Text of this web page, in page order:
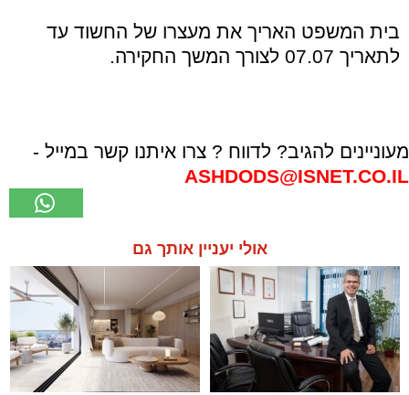
בית המשפט האריך את מעצרו של החשוד עד
לתאריך 07.07 לצורך המשך החקירה.
מעוניינים להגיב? לדווח ? צרו איתנו קשר במייל -
ASHDODS@ISNET.CO.IL
אולי יעניין אותך גם